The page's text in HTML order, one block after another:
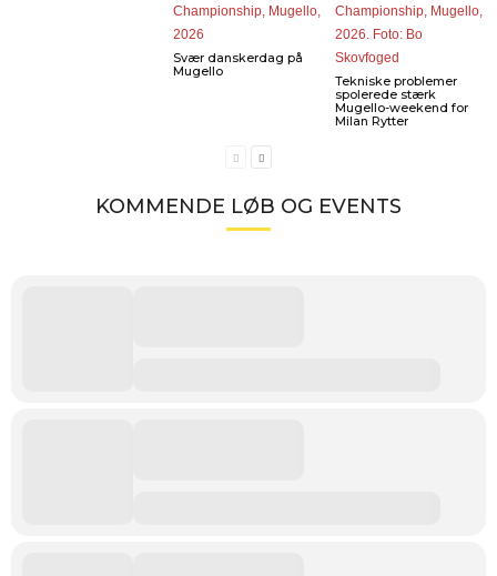
Svær danskerdag på
Mugello
Tekniske problemer
spolerede stærk
Mugello-weekend for
Milan Rytter
KOMMENDE LØB OG EVENTS